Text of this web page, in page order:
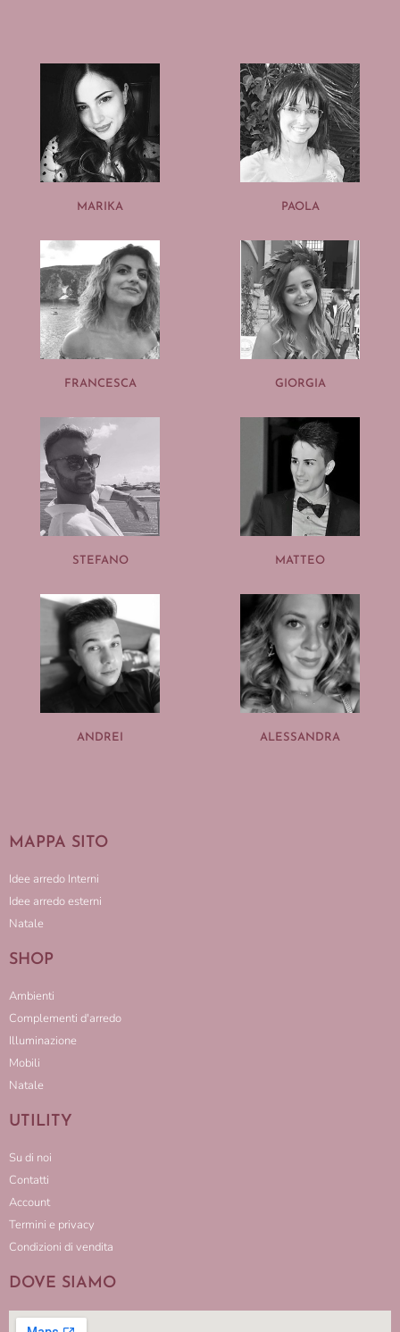
MARIKA PAOLA
FRANCESCA GIORGIA
STEFANO MATTEO
ANDREI ALESSANDRA
MAPPA SITO
Idee arredo Interni
Idee arredo esterni
Natale
SHOP
Ambienti
Complementi d'arredo
Illuminazione
Mobili
Natale
UTILITY
Su di noi
Contatti
Account
Termini e privacy
Condizioni di vendita
DOVE SIAMO